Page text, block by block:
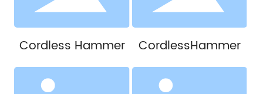
Cordless Hammer CordlessHammer